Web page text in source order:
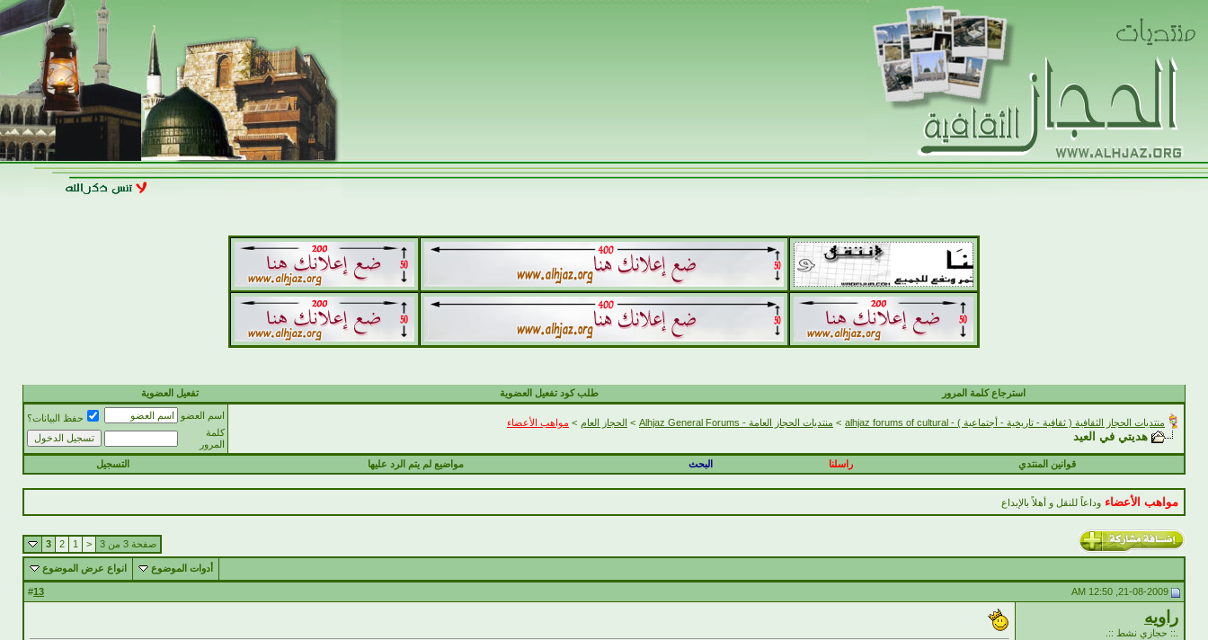
استرجاع كلمة المرور طلب كود تفعيل العضوية تفعيل العضوية
منتديات الحجاز الثقافية ( ثقافية - تاريخية - أجتماعية ) - alhjaz forums of cultural > منتديات الحجاز العامة - Alhjaz General Forums > الحجاز العام > مواهب الأعضاء
هديتي في العيد
اسم العضو
حفظ البيانات؟
كلمة
المرور
قوانين المنتدي
راسلنا البحث مواضيع لم يتم الرد عليها التسجيل
مواهب الأعضاء وداعاً للنقل و أهلاً بالإبداع
صفحة 3 من 3 <
1
2
3
أدوات الموضوع انواع عرض الموضوع
13
راويه
.:: حجازي نشط ::.